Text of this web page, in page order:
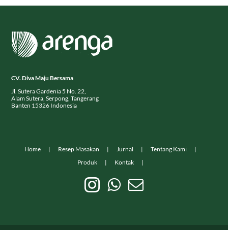
CV. Diva Maju Bersama
Jl. Sutera Gardenia 5 No. 22,
Alam Sutera, Serpong, Tangerang
Banten 15326 Indonesia
Home Resep Masakan Jurnal
Tentang Kami
Produk
Kontak